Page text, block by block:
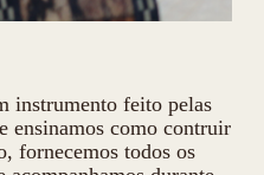
instrumento feito pelas
ensinamos como contruir
fornecemos todos os